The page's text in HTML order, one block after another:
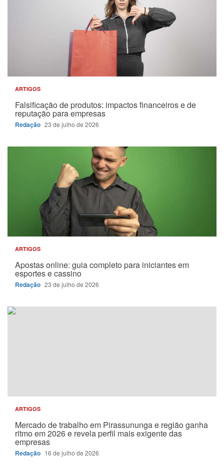
ARTIGOS
Falsificação de produtos: impactos financeiros e de
reputação para empresas
Redação 23 de julho de 2026
ARTIGOS
Apostas online: guia completo para iniciantes em
esportes e cassino
Redação 23 de julho de 2026
ARTIGOS
Mercado de trabalho em Pirassununga e região ganha
ritmo em 2026 e revela perfil mais exigente das
empresas
Redação 16 de julho de 2026